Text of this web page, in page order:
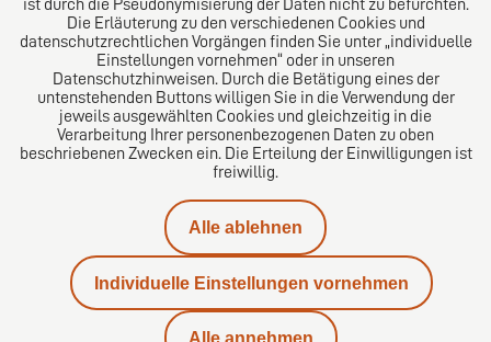
Datenschutz
ist durch die Pseudonymisierung der Daten nicht zu befürchten.
Die Erläuterung zu den verschiedenen Cookies und
datenschutzrechtlichen Vorgängen finden Sie unter „individuelle
Einstellungen vornehmen“ oder in unseren
Datenschutzhinweisen. Durch die Betätigung eines der
untenstehenden Buttons willigen Sie in die Verwendung der
jeweils ausgewählten Cookies und gleichzeitig in die
Verarbeitung Ihrer personenbezogenen Daten zu oben
beschriebenen Zwecken ein. Die Erteilung der Einwilligungen ist
freiwillig.
Alle ablehnen
Individuelle Einstellungen vornehmen